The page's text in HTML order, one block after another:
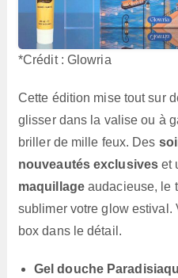
*Crédit : Glowria
Cette édition mise tout sur
glisser dans la valise ou à
briller de mille feux. Des
nouveautés exclusives et
maquillageaudacieuse, le
sublimer votre glow estival.
box dans le détail.
Gel douche